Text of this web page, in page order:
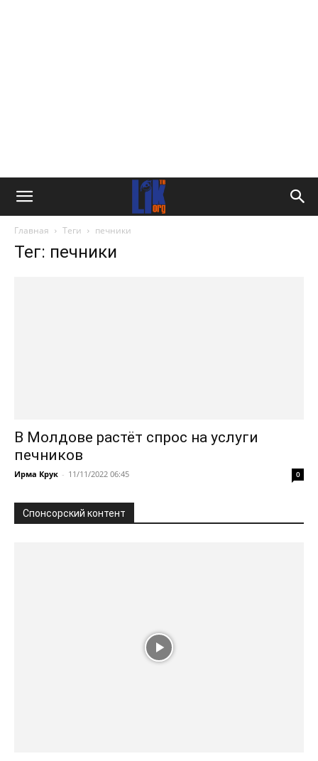
Главная Теги печники
Тег: печники
В Молдове растёт спрос на услуги
печников
Ирма Крук - 11/11/2022 06:45 0
Спонсорский контент